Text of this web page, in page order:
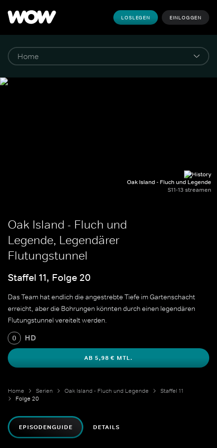
LOSLEGEN EINLOGGEN
Oak Island - Fluch und Legende
S11-13 streamen
Oak Island - Fluch und
Legende, Legendärer
Flutungstunnel
Staffel 11, Folge 20
Das Team hat endlich die angestrebte Tiefe im Gartenschacht
erreicht, aber die Bohrungen könnten durch einen legendären
Flutungstunnel vereitelt werden.
0 HD
AB 5,98 € MTL.
Home Serien Oak Island - Fluch und Legende
Staffel 11
Folge 20
EPISODENGUIDE DETAILS